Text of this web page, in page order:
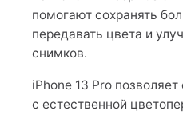
помогают сохранять
передавать цвета и
снимков.
iPhone 13 Pro
с естественной